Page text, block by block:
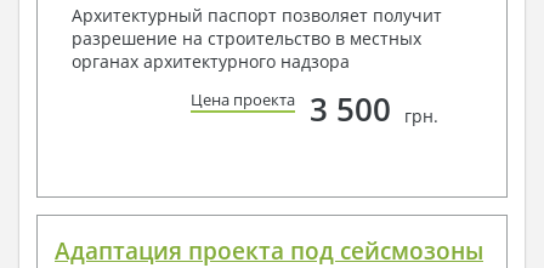
Архитектурный паспорт позволяет получит
разрешение на строительство в местных
органах архитектурного надзора
Цена проекта 3 500 грн.
Адаптация проекта под сейсмозоны